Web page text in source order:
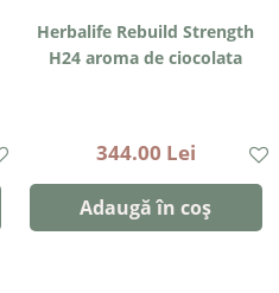
Herbalife Rebuild Strength
H24 aroma de ciocolata
344.00 Lei
Adaugă în coș